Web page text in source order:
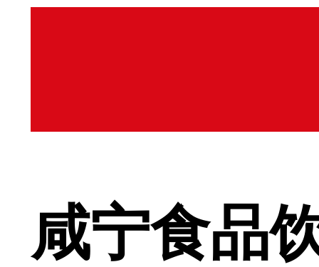
咸宁食品